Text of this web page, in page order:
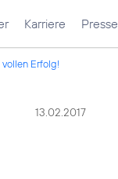
Karriere Presse
Erfolg!
13.02.2017